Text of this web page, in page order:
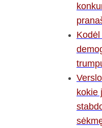
kokie